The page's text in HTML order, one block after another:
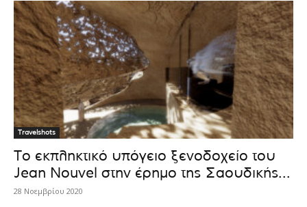
Travelshots
Το εκπληκτικό υπόγειο ξενοδοχείο του
Jean Nouvel στην έρημο της Σαουδικής...
28 Νοεμβρίου 2020